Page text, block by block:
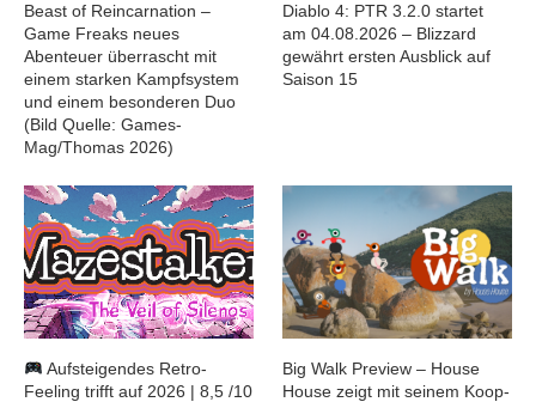
Beast of Reincarnation –
Game Freaks neues
Abenteuer überrascht mit
einem starken Kampfsystem
und einem besonderen Duo
(Bild Quelle: Games-
Mag/Thomas 2026)
Diablo 4: PTR 3.2.0 startet
am 04.08.2026 – Blizzard
gewährt ersten Ausblick auf
Saison 15
Aufsteigendes Retro-
Feeling trifft auf 2026 | 8,5 /10
Big Walk Preview – House
House zeigt mit seinem Koop-